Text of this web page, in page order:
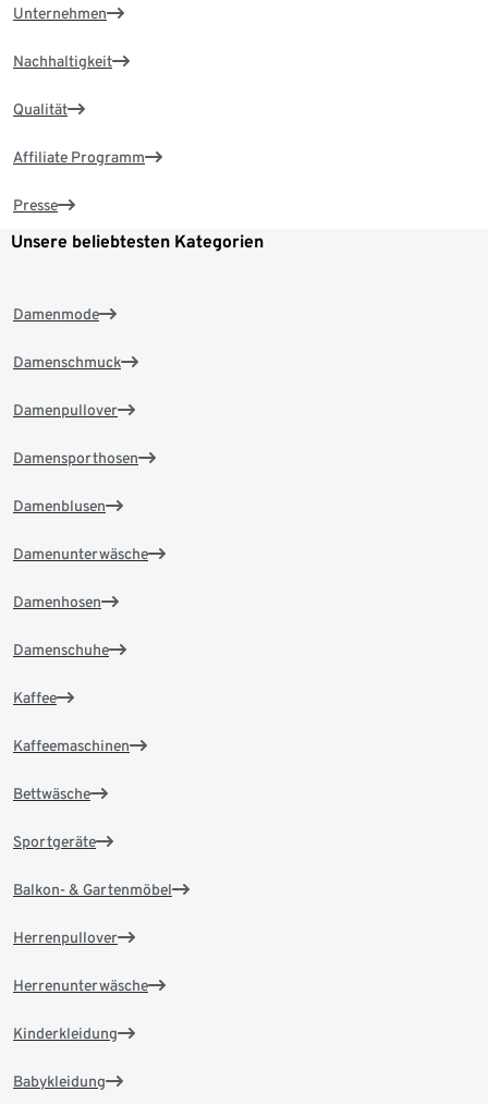
Unternehmen
Nachhaltigkeit
Qualität
Affiliate Programm
Presse
Unsere beliebtesten Kategorien
Damenmode
Damenschmuck
Damenpullover
Damensporthosen
Damenblusen
Damenunterwäsche
Damenhosen
Damenschuhe
Kaffee
Kaffeemaschinen
Bettwäsche
Sportgeräte
Balkon- & Gartenmöbel
Herrenpullover
Herrenunterwäsche
Kinderkleidung
Babykleidung